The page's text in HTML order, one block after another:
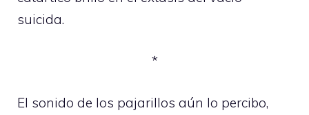
suicida.
*
El sonido de los pajarillos aún lo percibo,